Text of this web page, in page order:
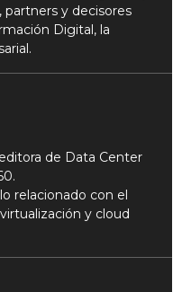
y decisores
Digital, la
de Data Center
relacionado con el
y cloud